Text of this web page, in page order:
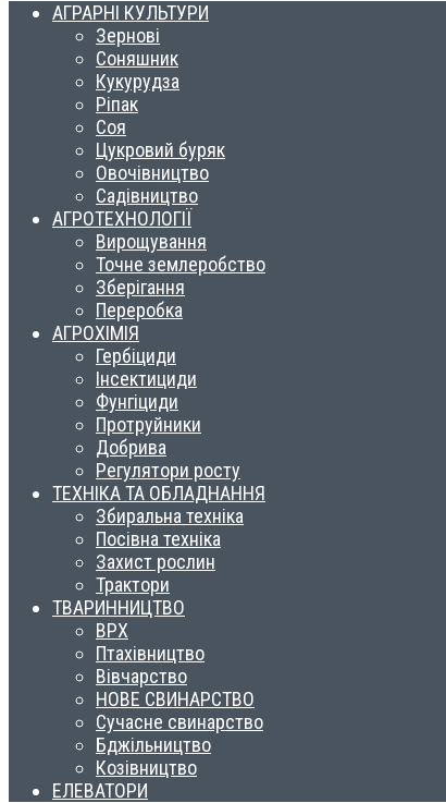
АГРАРНІ КУЛЬТУРИ
Зернові
Соняшник
Кукурудза
Ріпак
Соя
Цукровий буряк
Овочівництво
Садівництво
АГРОТЕХНОЛОГІЇ
Вирощування
Точне землеробство
Зберігання
Переробка
АГРОХІМІЯ
Гербіциди
Інсектициди
Фунгіциди
Протруйники
Добрива
Регулятори росту
ТЕХНІКА ТА ОБЛАДНАННЯ
Збиральна техніка
Посівна техніка
Захист рослин
Трактори
ТВАРИННИЦТВО
ВРХ
Птахівництво
Вівчарство
НОВЕ СВИНАРСТВО
Сучасне свинарство
Бджільництво
Козівництво
ЕЛЕВАТОРИ